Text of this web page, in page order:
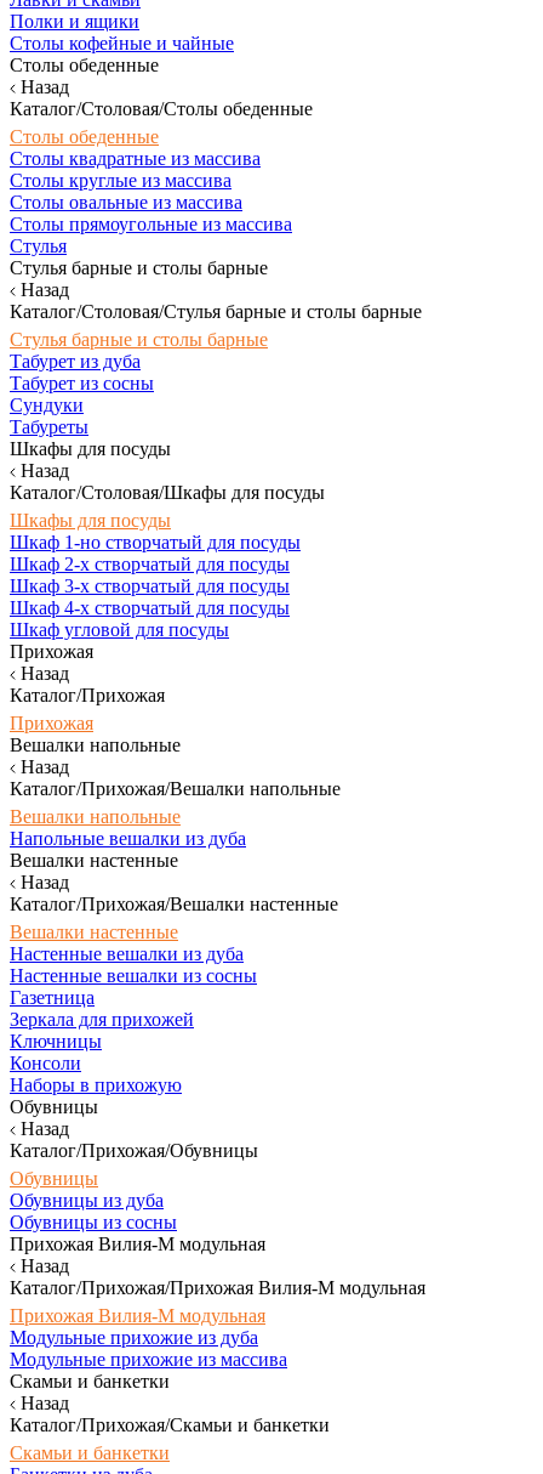
Полки и ящики
Столы кофейные и чайные
Столы обеденные
Назад
Каталог/Столовая/Столы обеденные
Столы обеденные
Столы квадратные из массива
Столы круглые из массива
Столы овальные из массива
Столы прямоугольные из массива
Стулья
Стулья барные и столы барные
Назад
Каталог/Столовая/Стулья барные и столы барные
Стулья барные и столы барные
Табурет из дуба
Табурет из сосны
Сундуки
Табуреты
Шкафы для посуды
Назад
Каталог/Столовая/Шкафы для посуды
Шкафы для посуды
Шкаф 1-но створчатый для посуды
Шкаф 2-х створчатый для посуды
Шкаф 3-х створчатый для посуды
Шкаф 4-х створчатый для посуды
Шкаф угловой для посуды
Прихожая
Назад
Каталог/Прихожая
Прихожая
Вешалки напольные
Назад
Каталог/Прихожая/Вешалки напольные
Вешалки напольные
Напольные вешалки из дуба
Вешалки настенные
Назад
Каталог/Прихожая/Вешалки настенные
Вешалки настенные
Настенные вешалки из дуба
Настенные вешалки из сосны
Газетница
Зеркала для прихожей
Ключницы
Консоли
Наборы в прихожую
Обувницы
Назад
Каталог/Прихожая/Обувницы
Обувницы
Обувницы из дуба
Обувницы из сосны
Прихожая Вилия-М модульная
Назад
Каталог/Прихожая/Прихожая Вилия-М модульная
Прихожая Вилия-М модульная
Модульные прихожие из дуба
Модульные прихожие из массива
Скамьи и банкетки
Назад
Каталог/Прихожая/Скамьи и банкетки
Скамьи и банкетки